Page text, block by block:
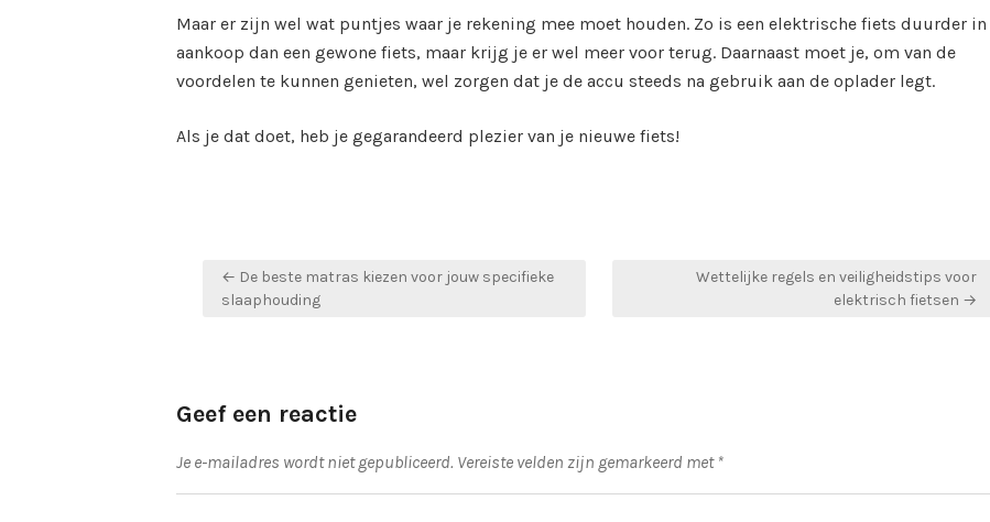
Maar er zijn wel wat puntjes waar je rekening mee moet houden. Zo is een elektrische fiets duurder in
aankoop dan een gewone fiets, maar krijg je er wel meer voor terug. Daarnaast moet je, om van de
voordelen te kunnen genieten, wel zorgen dat je de accu steeds na gebruik aan de oplader legt.
Als je dat doet, heb je gegarandeerd plezier van je nieuwe fiets!
Bericht
navigatie
← De beste matras kiezen voor jouw specifieke
slaaphouding
Wettelijke regels en veiligheidstips voor
elektrisch fietsen →
Geef een reactie
Je e-mailadres wordt niet gepubliceerd. Vereiste velden zijn gemarkeerd met *